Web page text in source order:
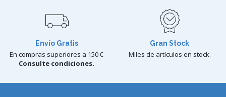
Envío Gratis
En compras superiores a 150 €
Consulte condiciones.
Gran Stock
Miles de artículos en stock.